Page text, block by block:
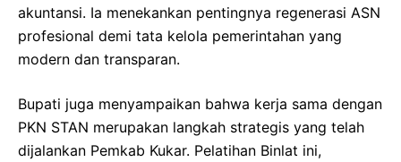
akuntansi. Ia menekankan pentingnya regenerasi ASN
profesional demi tata kelola pemerintahan yang
modern dan transparan.
Bupati juga menyampaikan bahwa kerja sama dengan
PKN STAN merupakan langkah strategis yang telah
dijalankan Pemkab Kukar. Pelatihan Binlat ini,